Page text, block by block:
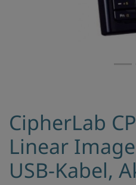
CipherLab
Linear
USB-Kabel,